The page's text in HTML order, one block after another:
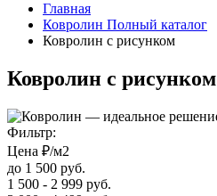
Главная
Ковролин Полный каталог
Ковролин с рисунком
Ковролин с рисунком
Фильтр:
Цена ₽/м2
до 1 500 руб.
1 500 - 2 999 руб.